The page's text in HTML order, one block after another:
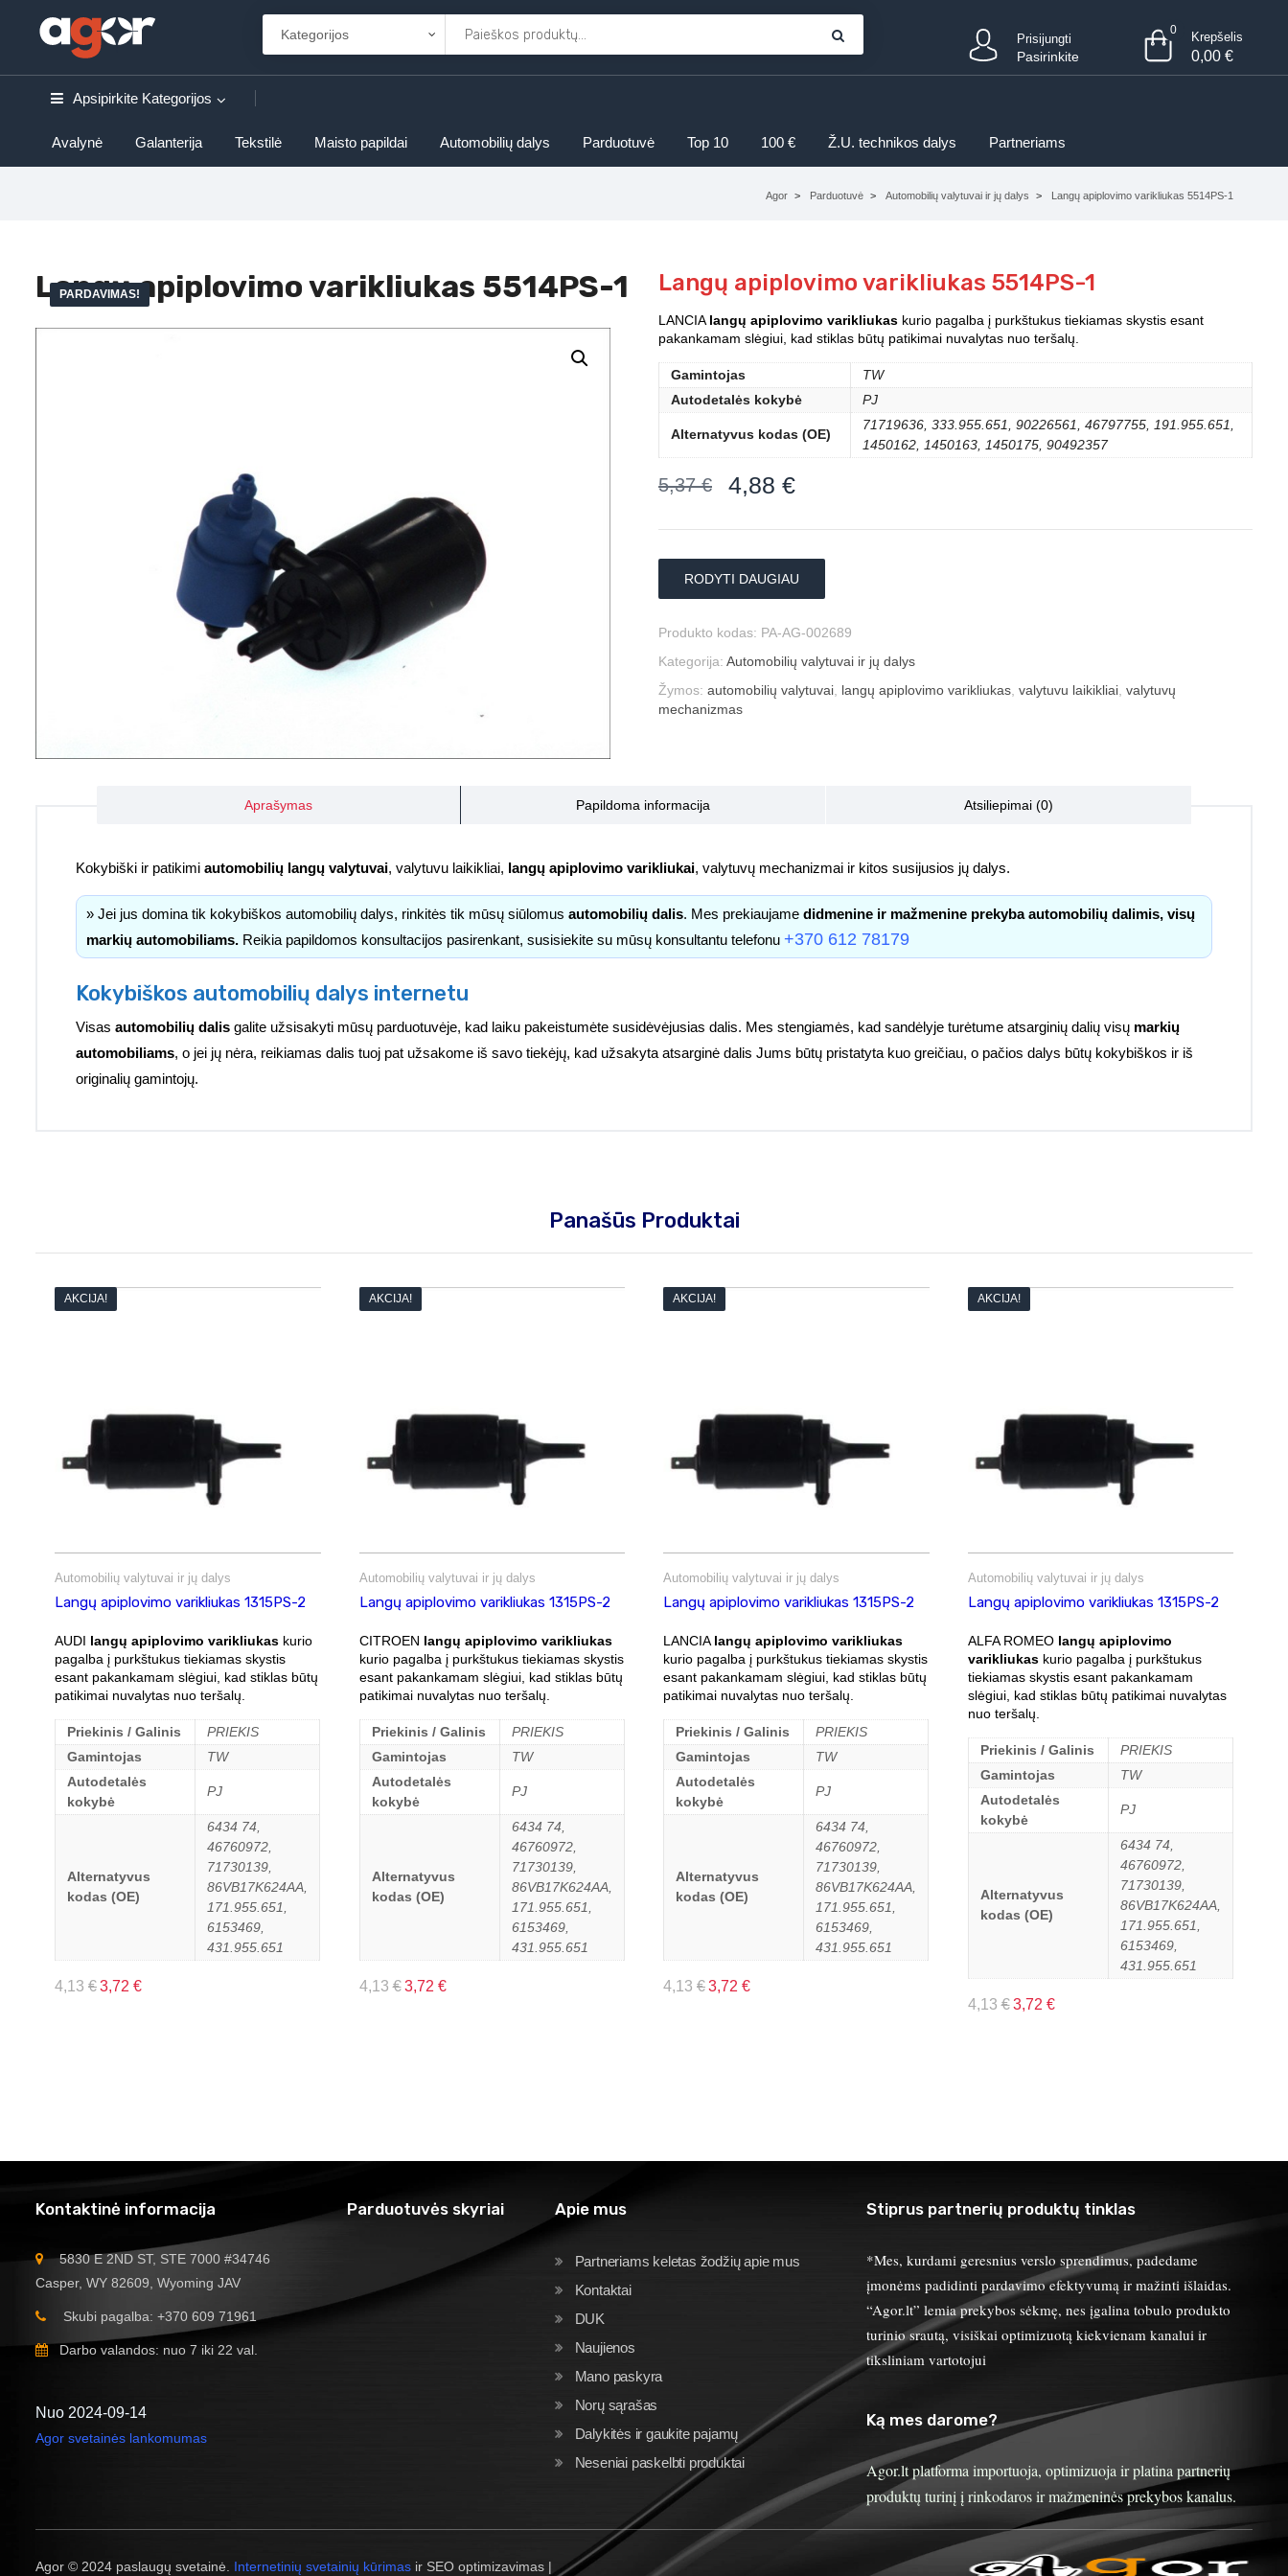
Prisijungti
Pasirinkite
0 Krepšelis
0,00 €
Apsipirkite Kategorijos
Avalynė Galanterija Tekstilė Maisto papildai Automobilių dalys Parduotuvė Top 10 100 € Ž.U. technikos dalys Partneriams
Agor Parduotuvė Automobilių valytuvai ir jų dalys Langų apiplovimo varikliukas 5514PS-1
Langų apiplovimo varikliukas 5514PS-1
PARDAVIMAS! Langų apiplovimo varikliukas 5514PS-1
LANCIA langų apiplovimo varikliukas kurio pagalba į purkštukus tiekiamas skystis esant
pakankamam slėgiui, kad stiklas būtų patikimai nuvalytas nuo teršalų.
Gamintojas
TW
Autodetalės kokybė
PJ
Alternatyvus kodas (OE)
71719636, 333.955.651, 90226561, 46797755, 191.955.651,
1450162, 1450163, 1450175, 90492357
5,37€ 4,88 €
RODYTI DAUGIAU
Produkto kodas: PA-AG-002689
Kategorija: Automobilių valytuvai ir jų dalys
Žymos: automobilių valytuvai langų apiplovimo varikliukas valytuvu laikikliai valytuvų
mechanizmas
Aprašymas Papildoma informacija Atsiliepimai (0)
Kokybiški ir patikimi automobilių langų valytuvai, valytuvu laikikliai, langų apiplovimo varikliukai, valytuvų mechanizmai ir kitos susijusios jų dalys.
» Jei jus domina tik kokybiškos automobilių dalys, rinkitės tik mūsų siūlomus automobilių dalis. Mes prekiaujame didmenine ir mažmenine prekyba automobilių dalimis, visų
markių automobiliams. Reikia papildomos konsultacijos pasirenkant, susisiekite su mūsų konsultantu telefonu +370 612 78179
Kokybiškos automobilių dalys internetu
Visas automobilių dalis galite užsisakyti mūsų parduotuvėje, kad laiku pakeistumėte susidėvėjusias dalis. Mes stengiamės, kad sandėlyje turėtume atsarginių dalių visų markių
automobiliams, o jei jų nėra, reikiamas dalis tuoj pat užsakome iš savo tiekėjų, kad užsakyta atsarginė dalis Jums būtų pristatyta kuo greičiau, o pačios dalys būtų kokybiškos ir iš
originalių gamintojų.
Panašūs Produktai
AKCIJA!
Automobilių valytuvai ir jų dalys
Langų apiplovimo varikliukas 1315PS-2
AUDI langų apiplovimo varikliukas kurio
pagalba į purkštukus tiekiamas skystis
esant pakankamam slėgiui, kad stiklas būtų
patikimai nuvalytas nuo teršalų.
Priekinis / Galinis
PRIEKIS
Gamintojas
TW
Autodetalės
kokybė
PJ
Alternatyvus
kodas (OE)
6434 74,
46760972,
71730139,
86VB17K624AA,
171.955.651,
6153469,
431.955.651
4,13 €3,72 €
AKCIJA!
Automobilių valytuvai ir jų dalys
Langų apiplovimo varikliukas 1315PS-2
CITROEN langų apiplovimo varikliukas
kurio pagalba į purkštukus tiekiamas skystis
esant pakankamam slėgiui, kad stiklas būtų
patikimai nuvalytas nuo teršalų.
Priekinis / Galinis
PRIEKIS
Gamintojas
TW
Autodetalės
kokybė
PJ
Alternatyvus
kodas (OE)
6434 74,
46760972,
71730139,
86VB17K624AA,
171.955.651,
6153469,
431.955.651
4,13€ 3,72 €
AKCIJA!
Automobilių valytuvai ir jų dalys
Langų apiplovimo varikliukas 1315PS-2
LANCIA langų apiplovimo varikliukas
kurio pagalba į purkštukus tiekiamas skystis
esant pakankamam slėgiui, kad stiklas būtų
patikimai nuvalytas nuo teršalų.
Priekinis / Galinis
PRIEKIS
Gamintojas
TW
Autodetalės
kokybė
PJ
Alternatyvus
kodas (OE)
6434 74,
46760972,
71730139,
86VB17K624AA,
171.955.651,
6153469,
431.955.651
4,13 €3,72 €
AKCIJA!
Automobilių valytuvai ir jų dalys
Langų apiplovimo varikliukas 1315PS-2
ALFA ROMEO langų apiplovimo
varikliukaskurio pagalba į purkštukus
tiekiamas skystis esant pakankamam
slėgiui, kad stiklas būtų patikimai nuvalytas
nuo teršalų.
Priekinis / Galinis
PRIEKIS
Gamintojas
TW
Autodetalės
kokybė
PJ
Alternatyvus
kodas (OE)
6434 74,
46760972,
71730139,
86VB17K624AA,
171.955.651,
6153469,
431.955.651
4,13€ 3,72 €
Kontaktinė informacija
5830 E 2ND ST, STE 7000 #34746
Casper, WY 82609, Wyoming JAV
Skubi pagalba: +370 609 71961
Darbo valandos: nuo 7 iki 22 val.
Nuo 2024-09-14
Agor svetainės lankomumas
Parduotuvės skyriai Apie mus
Partneriams keletas žodžių apie mus
Kontaktai
DUK
Naujienos
Mano paskyra
Norų sąrašas
Dalykitės ir gaukite pajamų
Neseniai paskelbti produktai
Stiprus partnerių produktų tinklas
*Mes, kurdami geresnius verslo sprendimus, padedame
įmonėms padidinti pardavimo efektyvumą ir mažinti išlaidas.
“Agor.lt” lemia prekybos sėkmę, nes įgalina tobulo produkto
turinio srautą, visiškai optimizuotą kiekvienam kanalui ir
tiksliniam vartotojui
Ką mes darome?
Agor.lt platforma importuoja, optimizuoja ir platina partnerių
produktų turinį į rinkodaros ir mažmeninės prekybos kanalus.
Agor © 2024 paslaugų svetainė. Internetinių svetainių kūrimas ir SEO optimizavimas |